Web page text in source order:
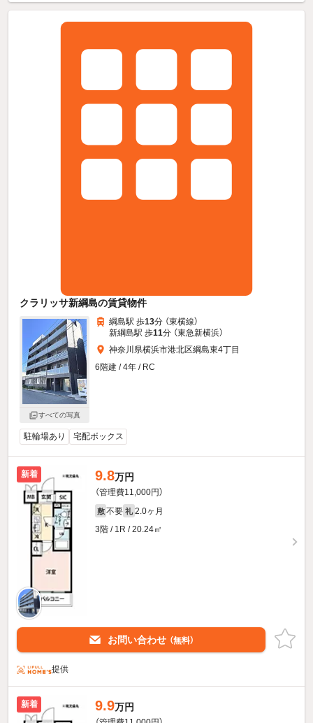
クラリッサ新綱島の賃貸物件
すべての写真
綱島駅 歩13分 （東横線）
新綱島駅 歩11分 （東急新横浜）
神奈川県横浜市港北区綱島東4丁目
6階建 / 4年 / RC
駐輪場あり 宅配ボックス
新着 9.8万円
（管理費11,000円）
敷 不要 礼 2.0ヶ月
3階 / 1R / 20.24㎡
お問い合わせ （無料）
提供
新着 9.9万円